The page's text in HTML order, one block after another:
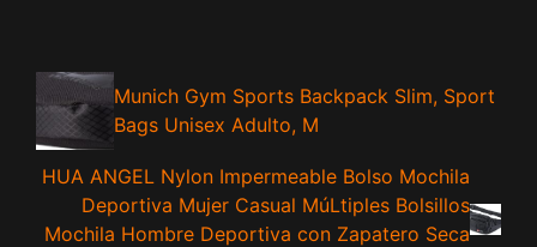
Munich Gym Sports Backpack Slim, Sport
Bags Unisex Adulto, M
HUA ANGEL Nylon Impermeable Bolso Mochila
Deportiva Mujer Casual MúLtiples Bolsillos
Mochila Hombre Deportiva con Zapatero Seca